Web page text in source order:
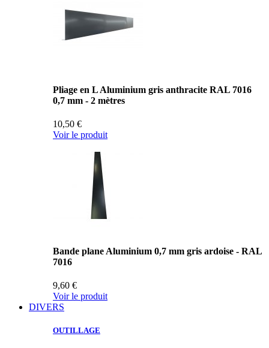
Pliage en L Aluminium gris anthracite RAL 7016
0,7 mm - 2 mètres
10,50 €
Voir le produit
Bande plane Aluminium 0,7 mm gris ardoise - RAL
7016
9,60 €
Voir le produit
DIVERS
OUTILLAGE